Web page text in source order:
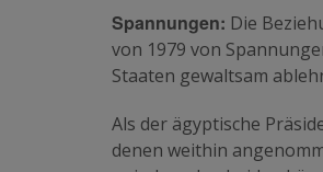
Spannungen: Die
von 1979 von
Staaten gewaltsam
Als der ägyptische
denen weithin